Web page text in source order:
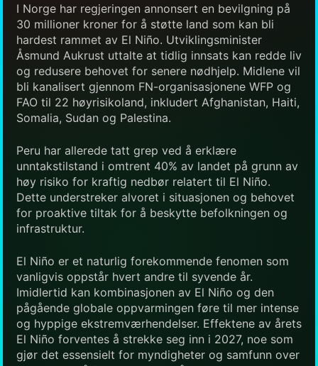
I Norge har regjeringen annonsert en bevilgning på
30 millioner kroner for å støtte land som kan bli
hardest rammet av El Niño. Utviklingsminister
Åsmund Aukrust uttalte at tidlig innsats kan redde liv
og redusere behovet for senere nødhjelp. Midlene vil
bli kanalisert gjennom FN-organisasjonene WFP og
FAO til 22 høyrisikoland, inkludert Afghanistan, Haiti,
Somalia, Sudan og Palestina.
Peru har allerede tatt grep ved å erklære
unntakstilstand i omtrent 40% av landet på grunn av
høy risiko for kraftig nedbør relatert til El Niño.
Dette understreker alvoret i situasjonen og behovet
for proaktive tiltak for å beskytte befolkningen og
infrastruktur.
El Niño er et naturlig forekommende fenomen som
vanligvis oppstår hvert andre til syvende år.
Imidlertid kan kombinasjonen av El Niño og den
pågående globale oppvarmingen føre til mer intense
og hyppige ekstremværhendelser. Effektene av årets
El Niño forventes å strekke seg inn i 2027, noe som
gjør det essensielt for myndigheter og samfunn over